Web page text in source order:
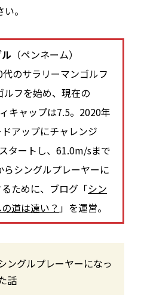
。
（ペンネーム）
のサラリーマンゴルフ
ルフを始め、現在の
キャップは7.5。2020年
アップにチャレンジ
タートし、61.0m/sまで
シングルプレーヤーに
ために、ブログ「シン
道は遠い？ 」を運営。
ングルプレーヤーになっ
話